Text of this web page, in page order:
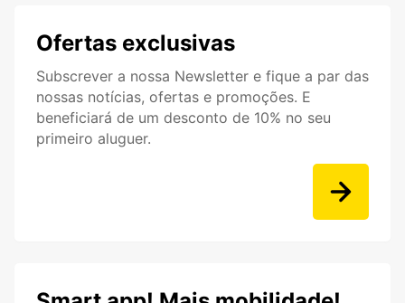
Ofertas exclusivas
Subscrever a nossa Newsletter e fique a par das
nossas notícias, ofertas e promoções. E
beneficiará de um desconto de 10% no seu
primeiro aluguer.